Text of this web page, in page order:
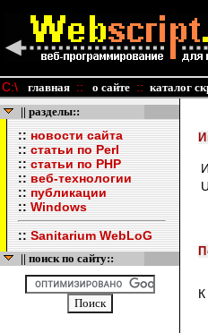
C:\ главная :: о сайте :: каталог
|| разделы::
::новости сайта
::статьи по Perl
::статьи по PHP
::веб-технологии
::публикации
::Windows
::Sanitarium WebLoG
|| поиск по сайту::